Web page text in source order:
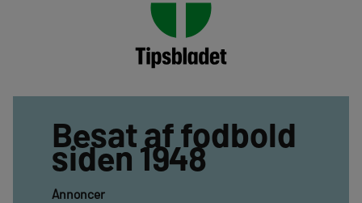
Besat af fodbold
siden 1948
Annoncer